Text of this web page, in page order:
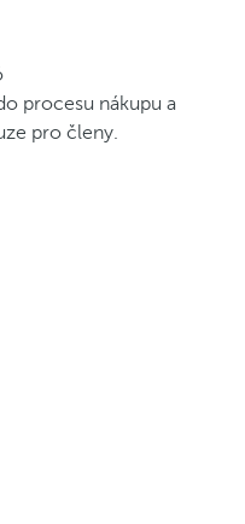
procesu nákupu a
pro členy.